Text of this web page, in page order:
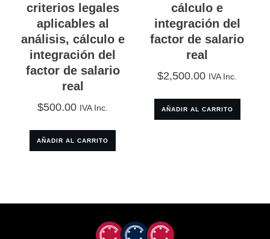
criterios legales
aplicables al
análisis, cálculo e
integración del
factor de salario
real
$500.00 IVA Inc.
AÑADIR AL CARRITO
cálculo e
integración del
factor de salario
real
$2,500.00 IVA Inc.
AÑADIR AL CARRITO